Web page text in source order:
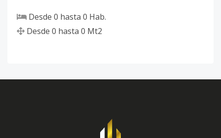
Desde 0 hasta 0 Hab.
Desde 0 hasta 0 Mt2